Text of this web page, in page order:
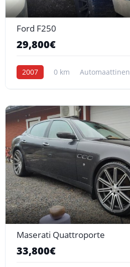
Ford F250
29,800€
2007 0 km Automaattinen
Maserati Quattroporte
33,800€